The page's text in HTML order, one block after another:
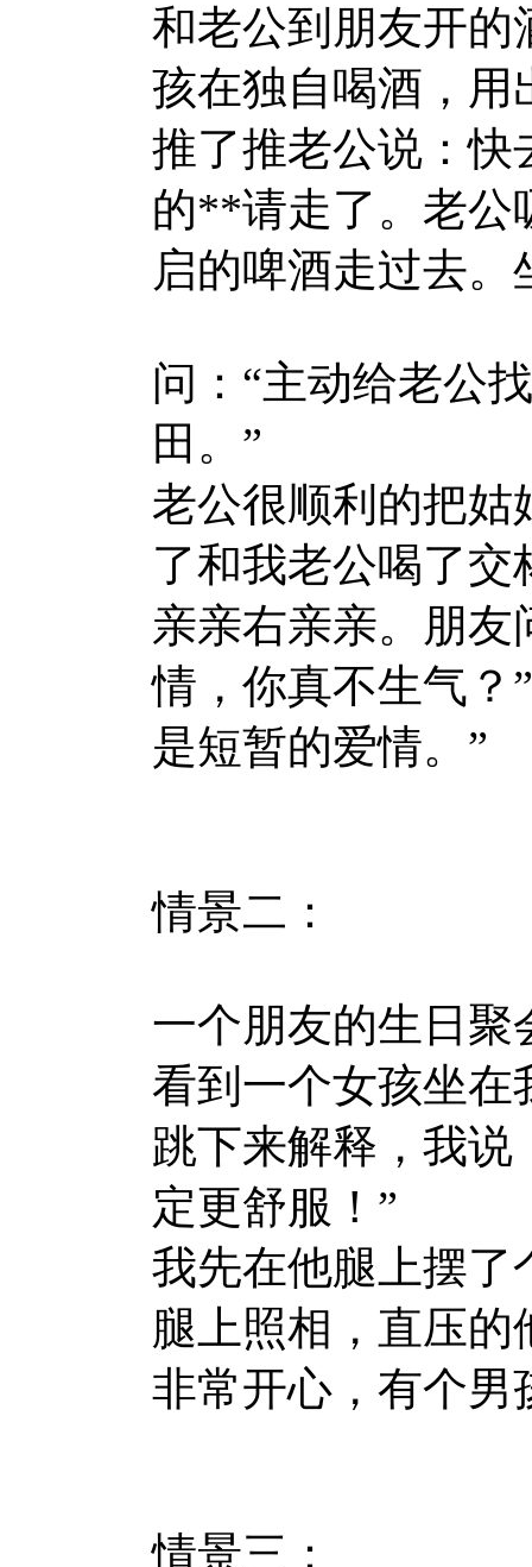
和老公到朋友开的
孩在独自喝酒，用
推了推老公说：快
的**请走了。老公
启的啤酒走过去
问：“主动给老公
田。”
老公很顺利的把姑
了和我老公喝了
亲亲右亲亲。朋友
情，你真不生气？
是短暂的爱情。”
情景二：
一个朋友的生日聚
看到一个女孩坐在
跳下来解释，我说
定更舒服！”
我先在他腿上摆了
腿上照相，直压
非常开心，有个男
情景三：